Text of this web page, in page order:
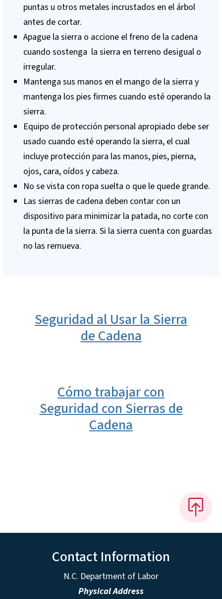
puntas u otros metales incrustados en el árbol
antes de cortar.
Apague la sierra o accione el freno de la cadena
cuando sostenga la sierra en terreno desigual o
irregular.
Mantenga sus manos en el mango de la sierra y
mantenga los pies firmes cuando esté operando la
sierra.
Equipo de protección personal apropiado debe ser
usado cuando esté operando la sierra, el cual
incluye protección para las manos, pies, pierna,
ojos, cara, oídos y cabeza.
No se vista con ropa suelta o que le quede grande.
Las sierras de cadena deben contar con un
dispositivo para minimizar la patada, no corte con
la punta de la sierra. Si la sierra cuenta con guardas
no las remueva.
Seguridad al Usar la Sierra
de Cadena
Cómo trabajar con
Seguridad con Sierras de
Cadena
Contact Information
N.C. Department of Labor
Physical Address